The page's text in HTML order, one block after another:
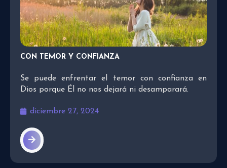
CON TEMOR Y CONFIANZA
Se puede enfrentar el temor con confianza en
Dios porque Él no nos dejará ni desamparará.
diciembre 27, 2024